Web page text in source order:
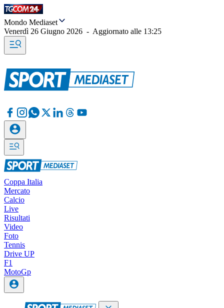
Mondo Mediaset
Venerdì 26 Giugno 2026 - Aggiornato alle 13:25
Coppa Italia
Mercato
Calcio
Live
Risultati
Video
Foto
Tennis
Drive UP
F1
MotoGp